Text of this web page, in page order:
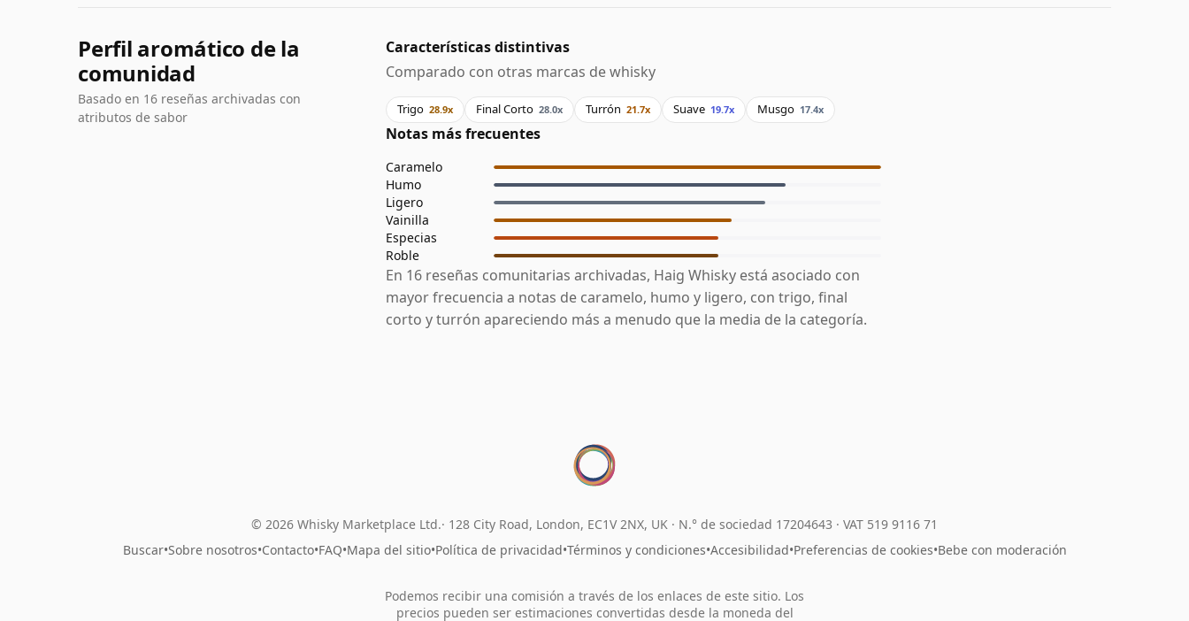
Perfil aromático de la
comunidad
Basado en 16 reseñas archivadas con
atributos de sabor
Características distintivas
Comparado con otras marcas de whisky
Trigo 28.9x Final Corto 28.0x Turrón 21.7x Suave 19.7x Musgo 17.4x
Notas más frecuentes
Caramelo
Humo
Ligero
Vainilla
Especias
Roble
En 16 reseñas comunitarias archivadas, Haig Whisky está asociado con
mayor frecuencia a notas de caramelo, humo y ligero, con trigo, final
corto y turrón apareciendo más a menudo que la media de la categoría.
© 2026 Whisky Marketplace Ltd. 128 City Road, London, EC1V 2NX, UK · N.° de sociedad 17204643 · VAT 519 9116 71
Buscar•Sobre nosotros•Contacto•FAQ•Mapa del sitio•Política de privacidad•Términos y condiciones•Accesibilidad•Preferencias de cookies•Bebe con moderación
Podemos recibir una comisión a través de los enlaces de este sitio. Los
precios pueden ser estimaciones convertidas desde la moneda del